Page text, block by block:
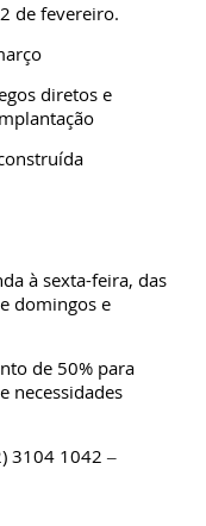
de fevereiro.
diretos e
à sexta-feira, das
domingos e
de 50% para
necessidades
3104 1042 –